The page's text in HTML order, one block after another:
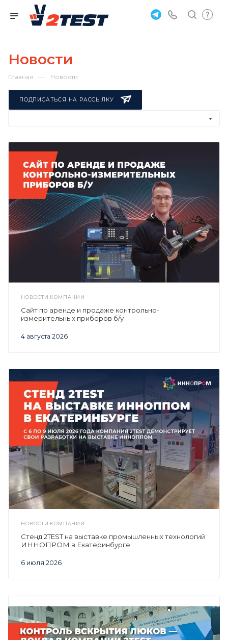
Новости
Главная — Новости
ПОДПИСАТЬСЯ НА РАССЫЛКУ
НОВОСТИ КОМПАНИИ
4 августа 2026
Сайт по аренде и продаже контрольно-
измерительных приборов б/у
НОВОСТИ КОМПАНИИ
6 июля 2026
Стенд 2TEST на выставке промышленных технологий
ИННОПРОМ в Екатеринбурге